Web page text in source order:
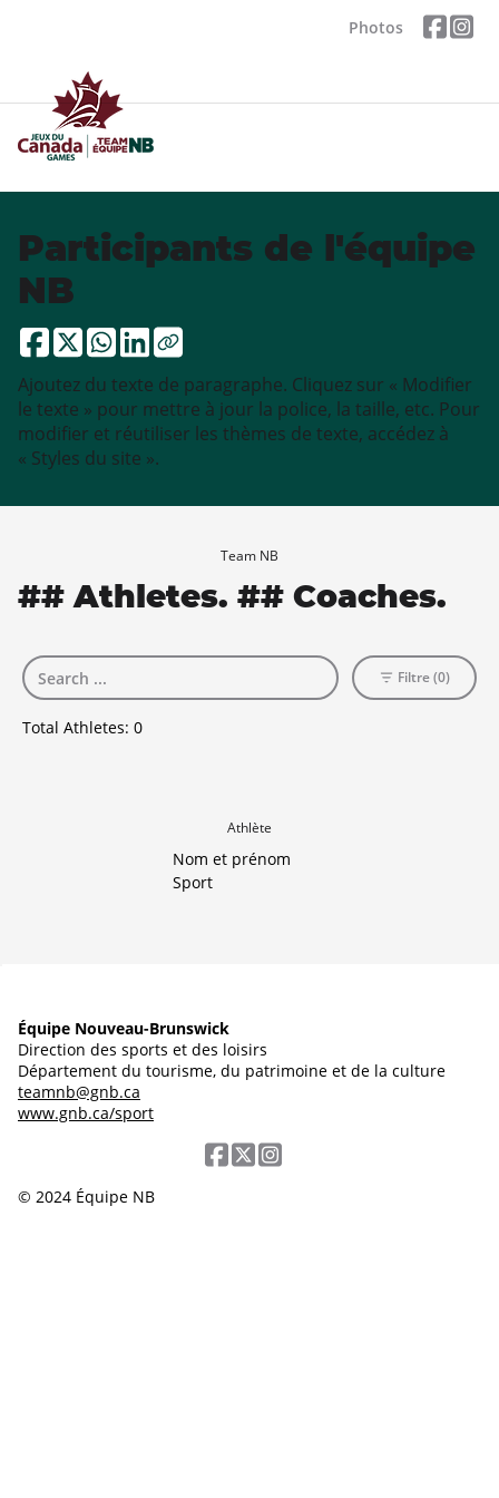
Photos
Participants de l'équipe
NB
Ajoutez du texte de paragraphe. Cliquez sur « Modifier
le texte » pour mettre à jour la police, la taille, etc. Pour
modifier et réutiliser les thèmes de texte, accédez à
« Styles du site ».
Team NB
## Athletes. ## Coaches.
Total Athletes: 0
Filtre (0)
Athlète
Nom et prénom
Sport
Équipe Nouveau-Brunswick
Direction des sports et des loisirs
Département du tourisme, du patrimoine et de la culture
teamnb@gnb.ca
www.gnb.ca/sport
© 2024 Équipe NB